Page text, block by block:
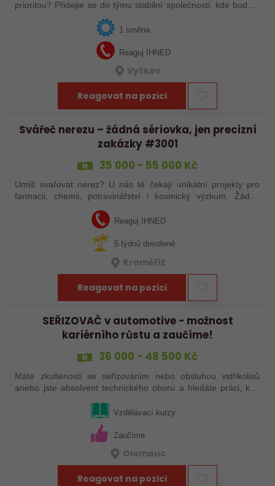
prioritou? Přidejte se do týmu stabilní společnosti, kde budete
mít možnost podílet se na zajištění kvality výroby a
1 směna
Reaguj IHNED
Vyškov
Reagovat na pozici
Svářeč nerezu – žádná sériovka, jen precizní
zakázky #3001
35 000 - 55 000 Kč
Umíš svařovat nerez? U nás tě čekají unikátní projekty pro
farmacii, chemii, potravinářství i kosmický výzkum. Žádná
Reaguj IHNED
5 týdnů dovolené
Kroměříž
Reagovat na pozici
SEŘIZOVAČ v automotive - možnost
kariérního růstu a zaučíme!
36 000 - 48 500 Kč
Máte zkušenosti se seřizováním nebo obsluhou vstřikolisů
anebo jste absolvent technického oboru a hledáte práci, kde
řešení a práce přímo ve…Vzdělávací kurzy
Zaučíme
Olomouc
Reagovat na pozici